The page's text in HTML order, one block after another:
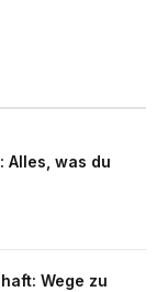
Alles, was du
Wege zu